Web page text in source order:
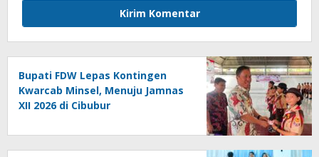
Bupati FDW Lepas Kontingen
Kwarcab Minsel, Menuju Jamnas
XII 2026 di Cibubur